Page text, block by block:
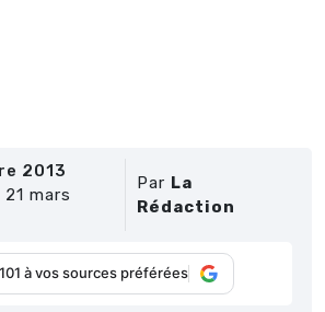
2013
mars
Par La
Rédaction
à vos sources préférées